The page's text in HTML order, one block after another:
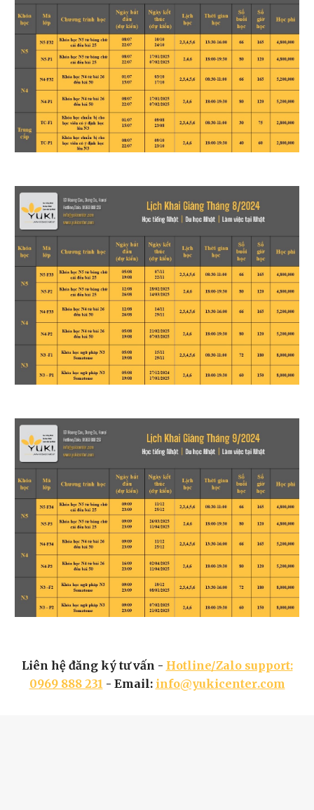
Liên hệ đăng ký tư vấn - Hotline/Zalo support:
0969 888 231 - Email: info@yukicenter.com